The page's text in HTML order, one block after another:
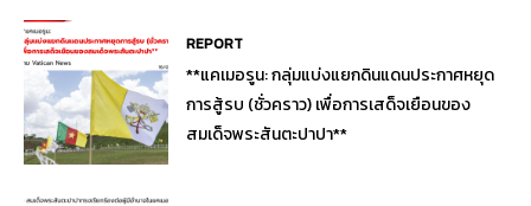
REPORT
**แคเมอรูน: กลุ่มแบ่งแยกดินแดนประกาศหยุด
การสู้รบ (ชั่วคราว) เพื่อการเสด็จเยือนของ
สมเด็จพระสันตะปาปา**